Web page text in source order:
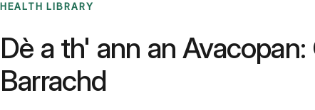
HEALTH LIBRARY
Dè a th' ann an
Barrachd